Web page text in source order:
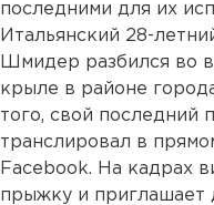
последними для их
Итальянский 28-
Шмидер разбился во
крыле в районе
того, свой последний
транслировал в
Facebook. На кадрах
прыжку и приглашает